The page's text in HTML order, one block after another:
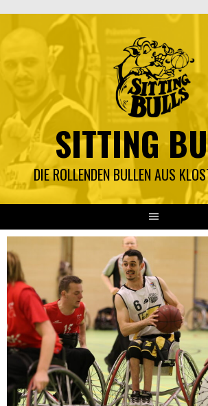
Inhalt
SITTING
DIE ROLLENDEN BULLEN AUS